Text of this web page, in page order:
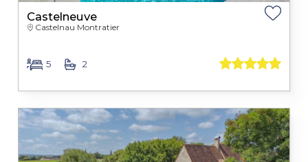
Castelneuve
Castelnau Montratier
5 2